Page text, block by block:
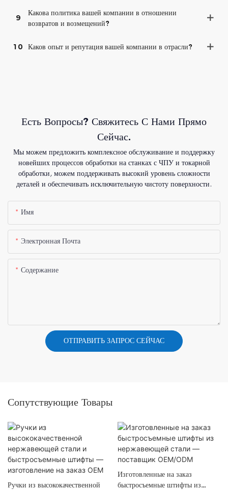
9
Какова политика вашей компании в отношении
возвратов и возмещений?
10 Каков опыт и репутация вашей компании в отрасли?
Есть Вопросы? Свяжитесь С Нами Прямо
Сейчас.
Мы можем предложить комплексное обслуживание и поддержку
новейших процессов обработки на станках с ЧПУ и токарной
обработки, можем поддерживать высокий уровень сложности
деталей и обеспечивать исключительную чистоту поверхности.
Имя
Электронная Почта
Содержание
ОТПРАВИТЬ ЗАПРОС СЕЙЧАС
Сопутствующие Товары
Ручки из высококачественной
Изготовленные на заказ
быстросъемные штифты из